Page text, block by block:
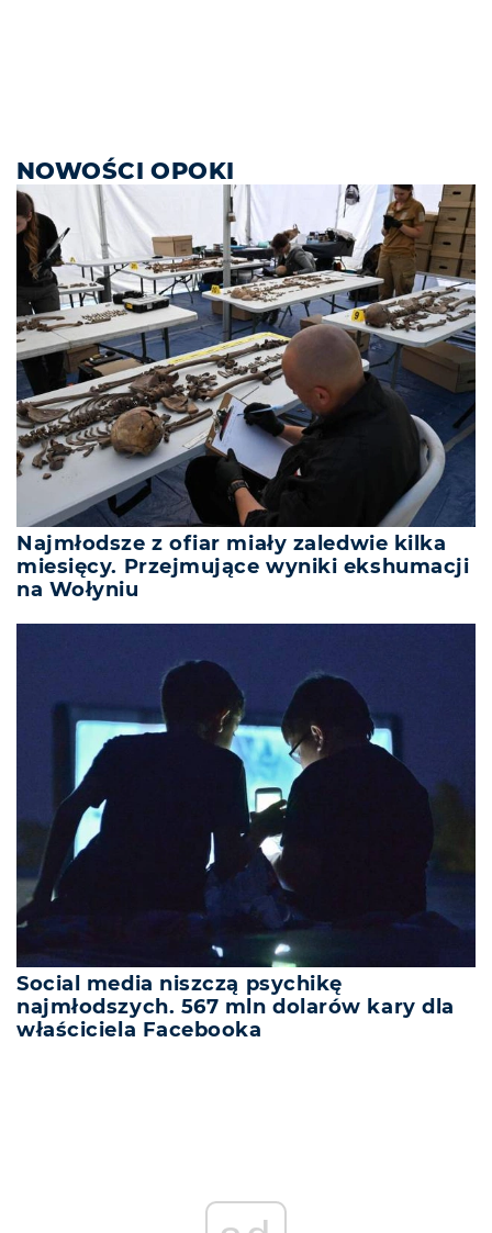
NOWOŚCI OPOKI
Najmłodsze z ofiar miały zaledwie kilka
miesięcy. Przejmujące wyniki ekshumacji
na Wołyniu
Social media niszczą psychikę
najmłodszych. 567 mln dolarów kary dla
właściciela Facebooka